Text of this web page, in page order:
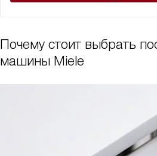
Почему стоит выбрать
машины Miele